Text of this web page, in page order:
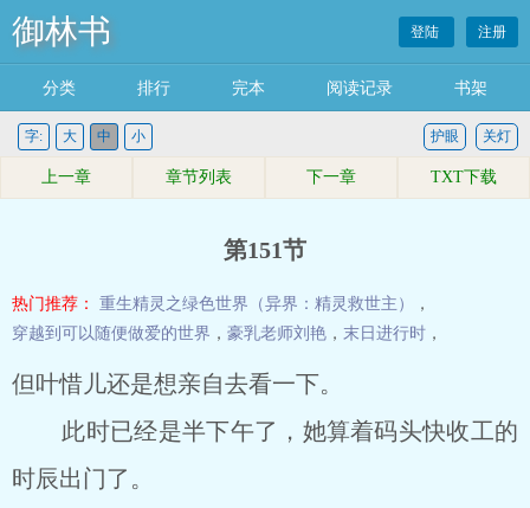
御林书 登陆 注册
分类 排行 完本 阅读记录 书架
字: 大 中 小 关灯
护眼
上一章 章节列表 下一章 TXT下载
第151节
热门推荐： 重生精灵之绿色世界（异界：精灵救世主）
，
穿越到可以随便做爱的世界 ， 豪乳老师刘艳 ， 末日进行时 ，
但叶惜儿还是想亲自去看一下。
此时已经是半下午了，她算着码头快收工的
时辰出门了。